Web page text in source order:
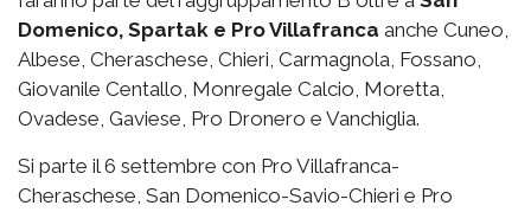
Domenico, Spartak e Pro Villafranca anche Cuneo,
Albese, Cheraschese, Chieri, Carmagnola, Fossano,
Giovanile Centallo, Monregale Calcio, Moretta,
Ovadese, Gaviese, Pro Dronero e Vanchiglia.
Si parte il 6 settembre con Pro Villafranca-
Cheraschese, San Domenico-Savio-Chieri e Pro